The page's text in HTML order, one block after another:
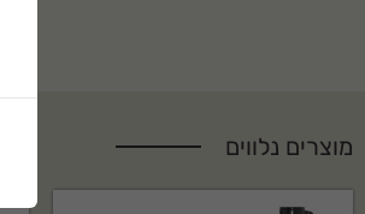
FS 490 C-EM L
FS 460 C-EM K
מוצרים נלווים